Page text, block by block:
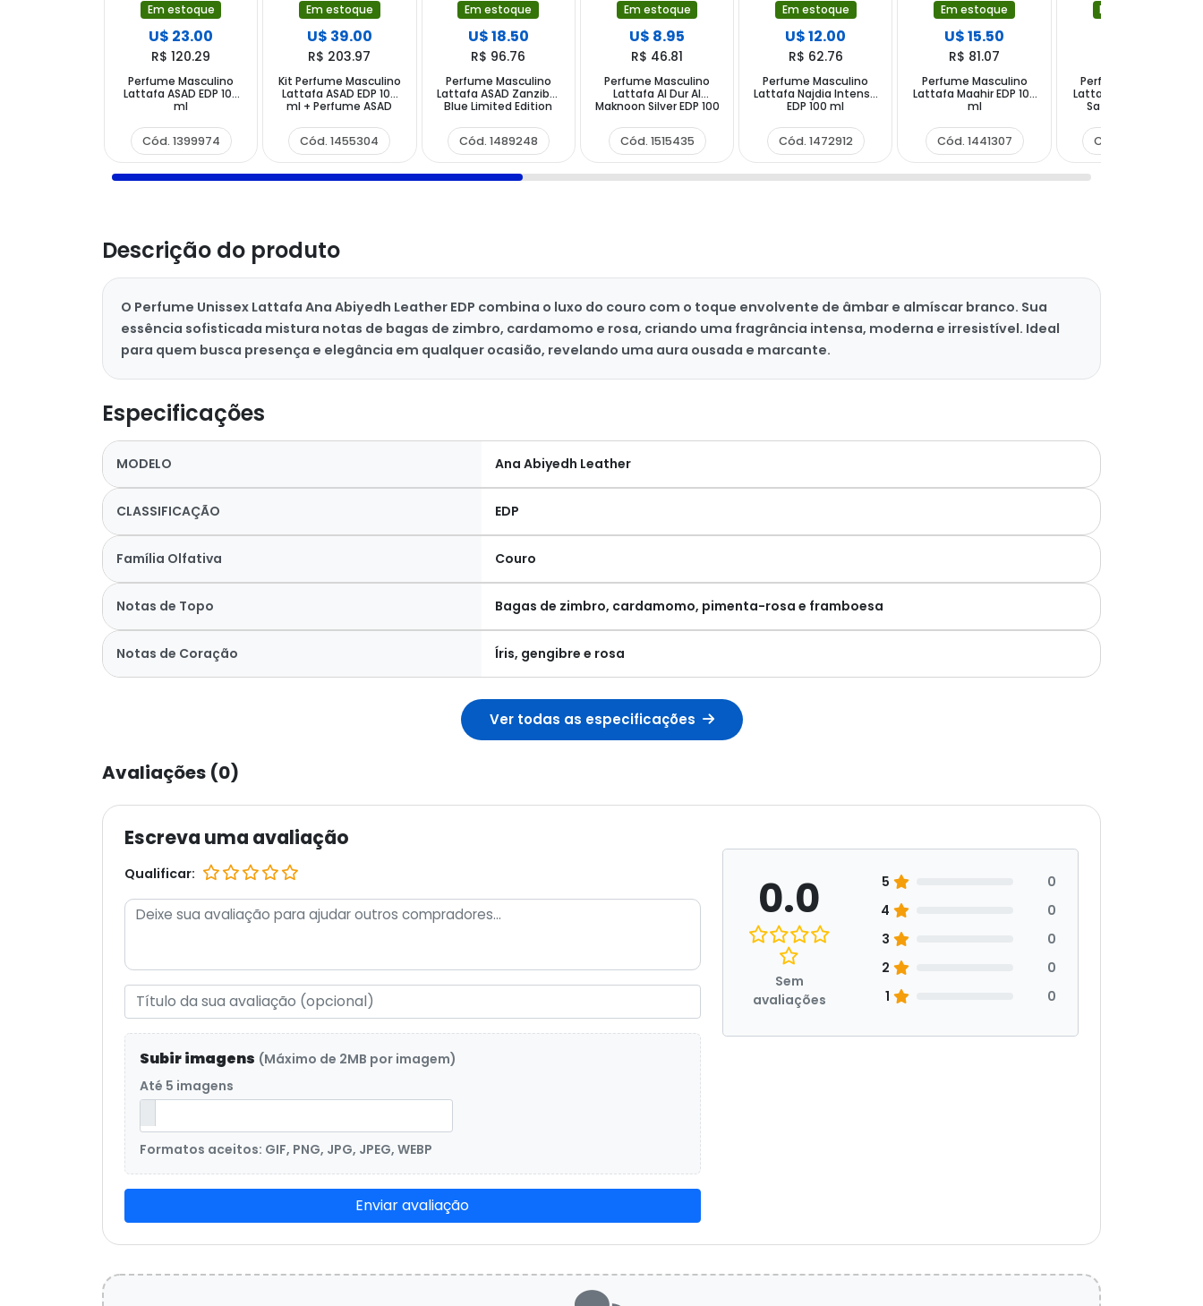
Em estoque
U$ 23.00
R$ 120.29
Perfume Masculino
Lattafa ASAD EDP 100
ml
Cód. 1399974
Em estoque
U$ 39.00
R$ 203.97
Kit Perfume Masculino
Lattafa ASAD EDP 100
ml + Perfume ASAD
Cód. 1455304
Em estoque
U$ 18.50
R$ 96.76
Perfume Masculino
Lattafa ASAD Zanzibar
Blue Limited Edition
Cód. 1489248
Em estoque
U$ 8.95
R$ 46.81
Perfume Masculino
Lattafa Al Dur Al
Maknoon Silver EDP 100
Cód. 1515435
Em estoque
U$ 12.00
R$ 62.76
Perfume Masculino
Lattafa Najdia Intense
EDP 100 ml
Cód. 1472912
Em estoque
U$ 15.50
R$ 81.07
Perfume Masculino
Lattafa Maahir EDP 100
ml
Cód. 1441307
Em estoque
Perfume Masculino
Lattafa Niche Emarati
Safeer EDP 100ml
Cód. 1637946
Descrição do produto
O Perfume Unissex Lattafa Ana Abiyedh Leather EDP combina o luxo do couro com o toque envolvente de âmbar e almíscar branco. Sua
essência sofisticada mistura notas de bagas de zimbro, cardamomo e rosa, criando uma fragrância intensa, moderna e irresistível. Ideal
para quem busca presença e elegância em qualquer ocasião, revelando uma aura ousada e marcante.
Especificações
MODELO Ana Abiyedh Leather
CLASSIFICAÇÃO EDP
Família Olfativa Couro
Notas de Topo Bagas de zimbro, cardamomo, pimenta-rosa e framboesa
Notas de Coração Íris, gengibre e rosa
Ver todas as especificações
Avaliações (0)
Escreva uma avaliação
Qualificar:
Subir imagens (Máximo de 2MB por imagem)
Até 5 imagens
Formatos aceitos: GIF, PNG, JPG, JPEG, WEBP
Enviar avaliação
0.0
Sem
avaliações
5
0
4
0
3
0
2
0
1
0